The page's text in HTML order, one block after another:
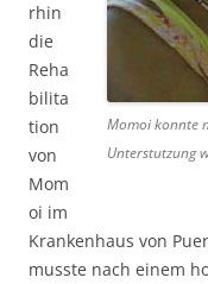
Momoi konnte
Unterstutzung
rhin
die
Reha
bilita
tion
von
Mom
oi im
Krankenhaus von
musste nach einem